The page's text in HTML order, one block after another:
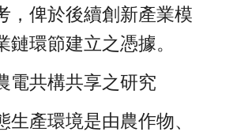
，俾於後續創新產業模
鏈環節建立之憑據。
電共構共享之研究
生產環境是由農作物、